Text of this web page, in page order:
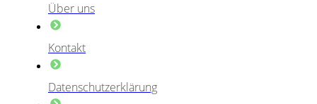
Über uns
Kontakt
Datenschutzerklärung